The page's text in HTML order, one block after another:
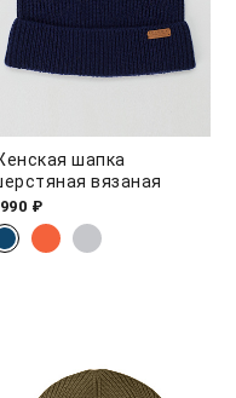
шапка
вязаная
₽